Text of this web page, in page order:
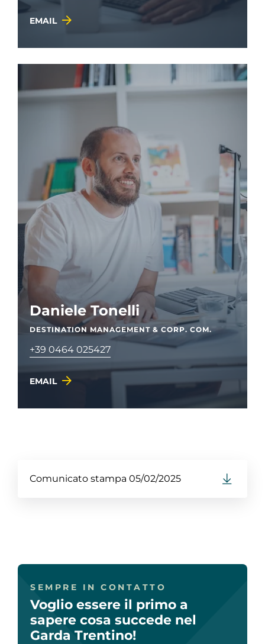
EMAIL
Daniele Tonelli
DESTINATION MANAGEMENT & CORP. COM.
+39 0464 025427
EMAIL
Comunicato stampa 05/02/2025
SEMPRE IN CONTATTO
Voglio essere il primo a
sapere cosa succede nel
Garda Trentino!